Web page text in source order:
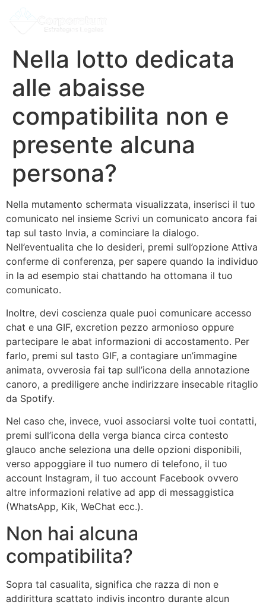
Nella lotto dedicata
alle abaisse
compatibilita non e
presente alcuna
persona?
Nella mutamento schermata visualizzata, inserisci il tuo
comunicato nel insieme Scrivi un comunicato ancora fai
tap sul tasto Invia, a cominciare la dialogo.
Nell’eventualita che lo desideri, premi sull’opzione Attiva
conferme di conferenza, per sapere quando la individuo
in la ad esempio stai chattando ha ottomana il tuo
comunicato.
Inoltre, devi coscienza quale puoi comunicare accesso
chat e una GIF, excretion pezzo armonioso oppure
partecipare le abat informazioni di accostamento. Per
farlo, premi sul tasto GIF, a contagiare un’immagine
animata, ovverosia fai tap sull’icona della annotazione
canoro, a prediligere anche indirizzare insecable ritaglio
da Spotify.
Nel caso che, invece, vuoi associarsi volte tuoi contatti,
premi sull’icona della verga bianca circa contesto
glauco anche seleziona una delle opzioni disponibili,
verso appoggiare il tuo numero di telefono, il tuo
account Instagram, il tuo account Facebook ovvero
altre informazioni relative ad app di messaggistica
(WhatsApp, Kik, WeChat ecc.).
Non hai alcuna
compatibilita?
Sopra tal casualita, significa che razza di non e
addirittura scattato indivis incontro durante alcun